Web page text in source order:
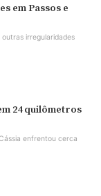
em Passos e
irregularidades
24 quilômetros
enfrentou cerca